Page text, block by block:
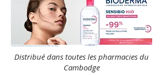
Distribué dans toutes les pharmacies du
Cambodge